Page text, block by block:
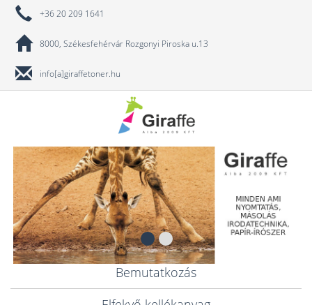
+36 20 209 1641
8000, Székesfehérvár Rozgonyi Piroska u.13
info[a]giraffetoner.hu
Bemutatkozás